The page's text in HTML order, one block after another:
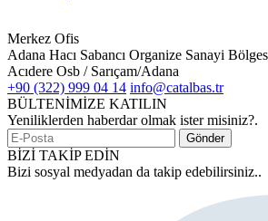
Merkez Ofis
Adana Hacı Sabancı Organize Sanayi
Acıdere Osb / Sarıçam/Adana
+90 (322) 999 04 14 info@catalbas.tr
BÜLTENİMİZE KATILIN
Yeniliklerden haberdar olmak ister misiniz?.
Gönder
BİZİ TAKİP EDİN
Bizi sosyal medyadan da takip edebilirsiniz..